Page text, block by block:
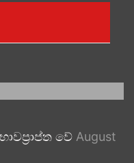
වේ August